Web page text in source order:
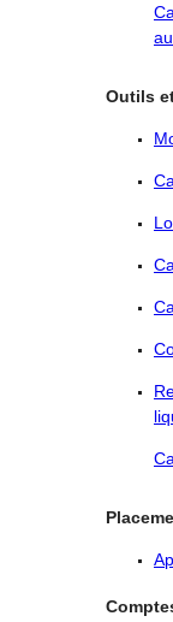
Outils